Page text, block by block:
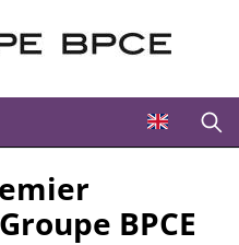
BPCE